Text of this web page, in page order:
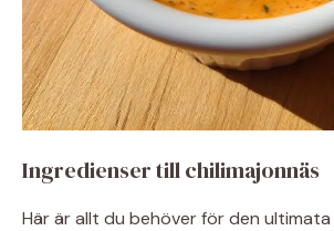
Ingredienser till chilimajonnäs
Här är allt du behöver för den ultimata